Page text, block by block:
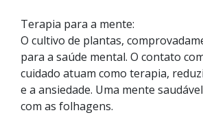
Terapia para a mente:
O cultivo de plantas,
para a saúde mental. O contato
cuidado atuam como terapia,
e a ansiedade. Uma mente
com as folhagens.